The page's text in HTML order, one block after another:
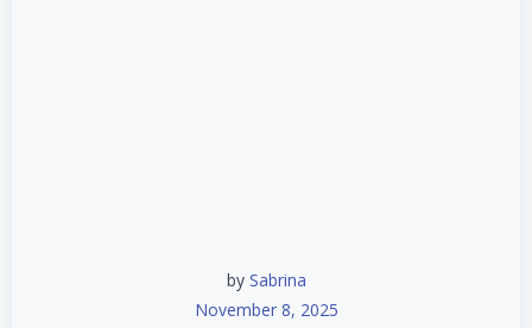
by Sabrina
November 8, 2025